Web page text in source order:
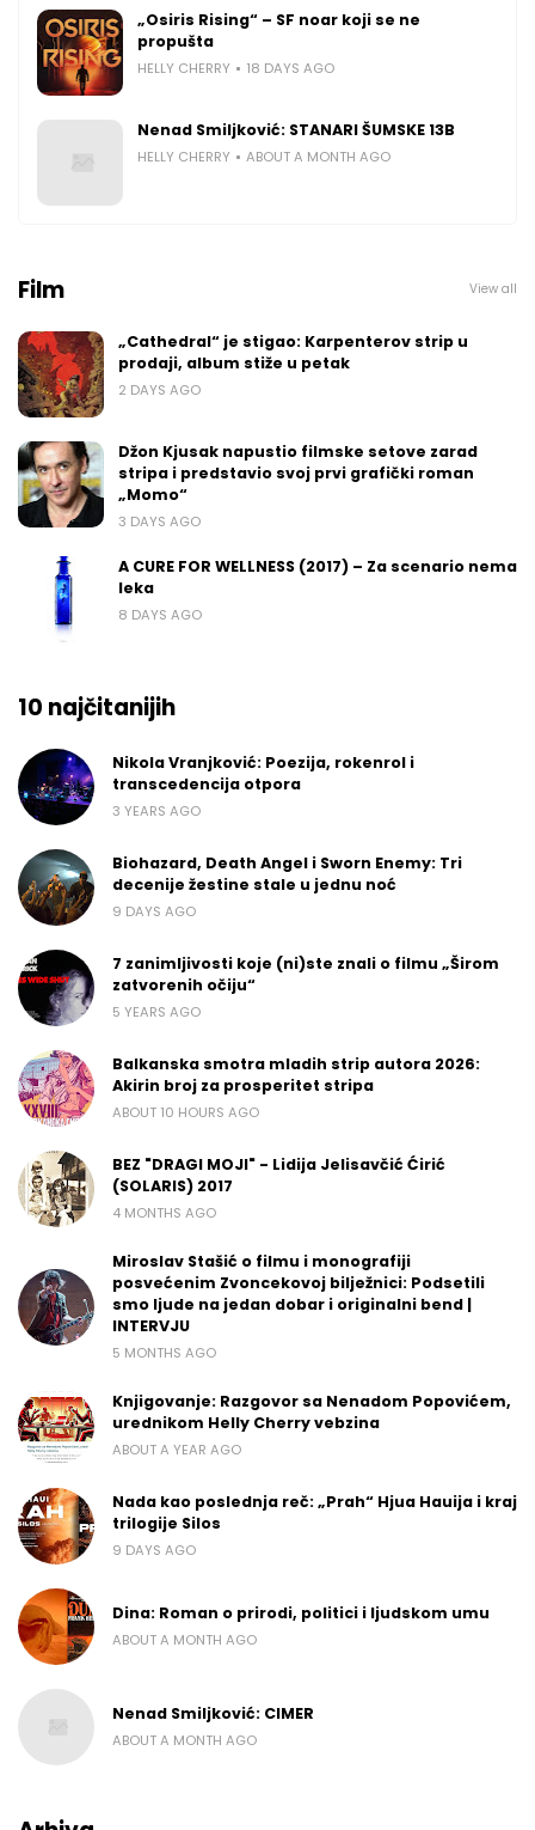
„Osiris Rising“ – SF noar koji se ne
propušta
HELLY CHERRY 18 DAYS AGO
Nenad Smiljković: STANARI ŠUMSKE 13B
HELLY CHERRY ABOUT A MONTH AGO
Film View all
„Cathedral“ je stigao: Karpenterov strip u
prodaji, album stiže u petak
2 DAYS AGO
Džon Kjusak napustio filmske setove zarad
stripa i predstavio svoj prvi grafički roman
„Momo“
3 DAYS AGO
A CURE FOR WELLNESS (2017) – Za scenario nema
leka
8 DAYS AGO
10 najčitanijih
Nikola Vranjković: Poezija, rokenrol i
transcedencija otpora
3 YEARS AGO
Biohazard, Death Angel i Sworn Enemy: Tri
decenije žestine stale u jednu noć
9 DAYS AGO
7 zanimljivosti koje (ni)ste znali o filmu „Širom
zatvorenih očiju“
5 YEARS AGO
Balkanska smotra mladih strip autora 2026:
Akirin broj za prosperitet stripa
ABOUT 10 HOURS AGO
BEZ "DRAGI MOJI" - Lidija Jelisavčić Ćirić
(SOLARIS) 2017
4 MONTHS AGO
Miroslav Stašić o filmu i monografiji
posvećenim Zvoncekovoj bilježnici: Podsetili
smo ljude na jedan dobar i originalni bend |
INTERVJU
5 MONTHS AGO
Knjigovanje: Razgovor sa Nenadom Popovićem,
urednikom Helly Cherry vebzina
ABOUT A YEAR AGO
Nada kao poslednja reč: „Prah“ Hjua Hauija i kraj
trilogije Silos
9 DAYS AGO
Dina: Roman o prirodi, politici i ljudskom umu
ABOUT A MONTH AGO
Nenad Smiljković: CIMER
ABOUT A MONTH AGO